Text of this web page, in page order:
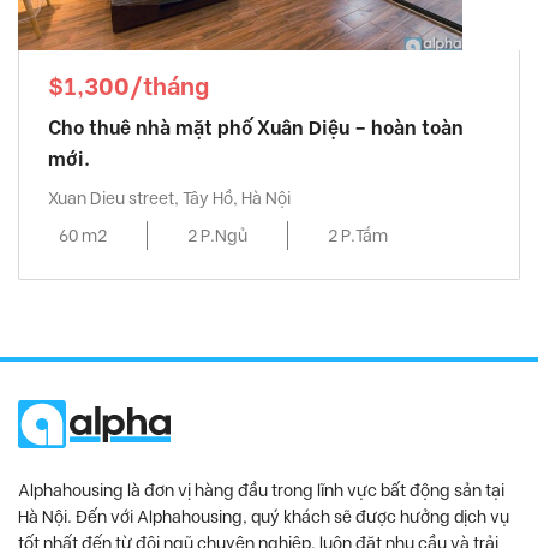
$1,300/tháng
Cho thuê nhà mặt phố Xuân Diệu – hoàn toàn
mới.
Xuan Dieu street, Tây Hồ, Hà Nội
60 m2
2 P.Ngủ 2 P.Tắm
Alphahousing là đơn vị hàng đầu trong lĩnh vực bất động sản tại
Hà Nội. Đến với Alphahousing, quý khách sẽ được hưởng dịch vụ
tốt nhất đến từ đội ngũ chuyên nghiệp, luôn đặt nhu cầu và trải